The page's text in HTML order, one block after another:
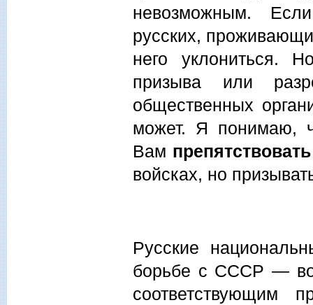
невозможным.
русских,
него уклониться.
призыва или
общественных
может. Я понимаю,
Вам препятствовать
войсках, но
Русские
борьбе с СССР —
соответствующим